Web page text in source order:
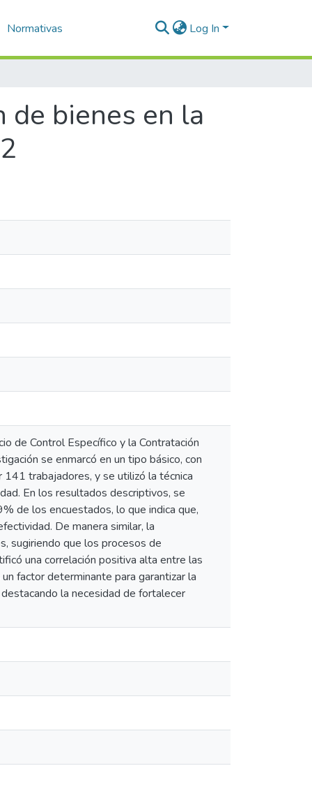
Normativas Log In
de bienes en la
de Control Específico y la Contratación
se enmarcó en un tipo básico, con
trabajadores, y se utilizó la técnica
En los resultados descriptivos, se
de los encuestados, lo que indica que,
De manera similar, la
sugiriendo que los procesos de
una correlación positiva alta entre las
factor determinante para garantizar la
la necesidad de fortalecer